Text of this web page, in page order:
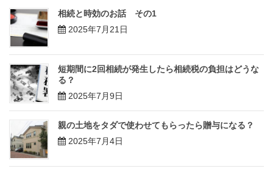
相続と時効のお話 その1
2025年7月21日
短期間に2回相続が発生したら相続税の負担はどうな
る？
2025年7月9日
親の土地をタダで使わせてもらったら贈与になる？
2025年7月4日